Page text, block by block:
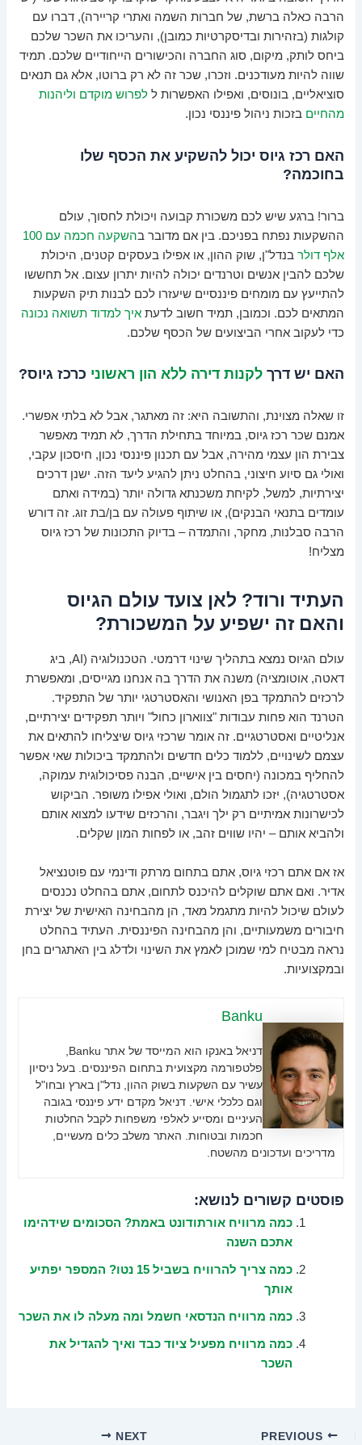
הרבה כאלה ברשת, של חברות השמה ואתרי קריירה), דברו עם
קולגות (בזהירות ובדיסקרטיות כמובן), והעריכו את השכר שלכם
ביחס לותק, מיקום, סוג החברה והכישורים הייחודיים שלכם. תמיד
שווה להיות מעודכנים. וזכרו, שכר זה לא רק ברוטו, אלא גם תנאים
סוציאליים, בונוסים, ואפילו האפשרות ללפרוש מוקדם וליהנות
מהחיים בזכות ניהול פיננסי נכון.
האם רכז גיוס יכול להשקיע את הכסף שלו
בחוכמה?
ברור! ברגע שיש לכם משכורת קבועה ויכולת לחסוך, עולם
ההשקעות נפתח בפניכם. בין אם מדובר ב
השקעה חכמה עם 100
אלף דולר בנדל"ן, שוק ההון, או אפילו בעסקים קטנים, היכולת
שלכם להבין אנשים וטרנדים יכולה להיות יתרון עצום. אל תחששו
להתייעץ עם מומחים פיננסיים שיעזרו לכם לבנות תיק השקעות
המתאים לכם. וכמובן, תמיד חשוב לדעתאיך למדוד תשואה נכונה
כדי לעקוב אחרי הביצועים של הכסף שלכם.
האם יש דרךלקנות דירה ללא הון ראשוני כרכז גיוס?
זו שאלה מצוינת, והתשובה היא: זה מאתגר, אבל לא בלתי אפשרי.
אמנם שכר רכז גיוס, במיוחד בתחילת הדרך, לא תמיד מאפשר
צבירת הון עצמי מהירה, אבל עם תכנון פיננסי נכון, חיסכון עקבי,
ואולי גם סיוע חיצוני, בהחלט ניתן להגיע ליעד הזה. ישנן דרכים
יצירתיות, למשל, לקיחת משכנתא גדולה יותר (במידה ואתם
עומדים בתנאי הבנקים), או שיתוף פעולה עם בן/בת זוג. זה דורש
הרבה סבלנות, מחקר, והתמדה – בדיוק התכונות של רכז גיוס
מצליח!
העתיד ורוד? לאן צועד עולם הגיוס
והאם זה ישפיע על המשכורת?
עולם הגיוס נמצא בתהליך שינוי דרמטי. הטכנולוגיה (AI, ביג
דאטה, אוטומציה) משנה את הדרך בה אנחנו מגייסים, ומאפשרת
לרכזים להתמקד בפן האנושי והאסטרטגי יותר של התפקיד.
הטרנד הוא פחות עבודות "צווארון כחול" ויותר תפקידים יצירתיים,
אנליטיים ואסטרטגיים. זה אומר שרכזי גיוס שיצליחו להתאים את
עצמם לשינויים, ללמוד כלים חדשים ולהתמקד ביכולות שאי אפשר
להחליף במכונה (יחסים בין אישיים, הבנה פסיכולוגית עמוקה,
אסטרטגיה), יזכו לתגמול הולם, ואולי אפילו משופר. הביקוש
לכישרונות אמיתיים רק ילך ויגבר, והרכזים שידעו למצוא אותם
ולהביא אותם – יהיו שווים זהב, או לפחות המון שקלים.
אז אם אתם רכזי גיוס, אתם בתחום מרתק ודינמי עם פוטנציאל
אדיר. ואם אתם שוקלים להיכנס לתחום, אתם בהחלט נכנסים
לעולם שיכול להיות מתגמל מאד, הן מהבחינה האישית של יצירת
חיבורים משמעותיים, והן מהבחינה הפיננסית. העתיד בהחלט
נראה מבטיח למי שמוכן לאמץ את השינוי ולדלג בין האתגרים בחן
ובמקצועיות.
Banku
פלטפורמה מקצועית בתחום הפיננסים. בעל ניסיון
עשיר עם השקעות בשוק ההון, נדל"ן בארץ ובחו"ל
וגם כלכלי אישי. דניאל מקדם ידע פיננסי בגובה
העיניים ומסייע לאלפי משפחות לקבל החלטות
חכמות ובטוחות. האתר משלב כלים מעשיים,
מדריכים ועדכונים מהשטח.
פוסטים קשורים לנושא:
כמה מרוויח אורתודונט באמת? הסכומים שידהימו
אתכם השנה
כמה צריך להרוויח בשביל 15 נטו? המספר יפתיע
אותך
כמה מרוויח הנדסאי חשמל ומה מעלה לו את השכר
כמה מרוויח מפעיל ציוד כבד ואיך להגדיל את
השכר
NEXT